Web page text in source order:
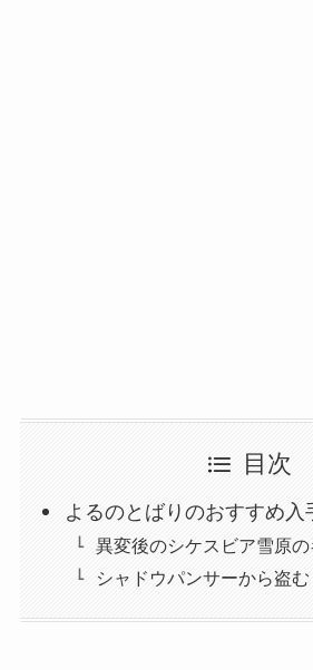
目次
よるのとばりのおすすめ入
異変後のシケスビア雪原
シャドウパンサーから盗む